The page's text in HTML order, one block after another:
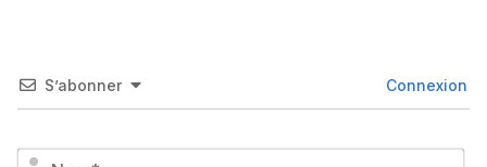
S’abonner Connexion